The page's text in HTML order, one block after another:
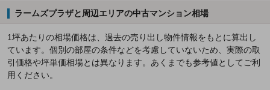
ラームズプラザと周辺エリアの中古マンション相場
1坪あたりの相場価格は、過去の売り出し物件情報をもとに算出し
ています。個別の部屋の条件などを考慮していないため、実際の取
引価格や坪単価相場とは異なります。あくまでも参考値としてご利
用ください。